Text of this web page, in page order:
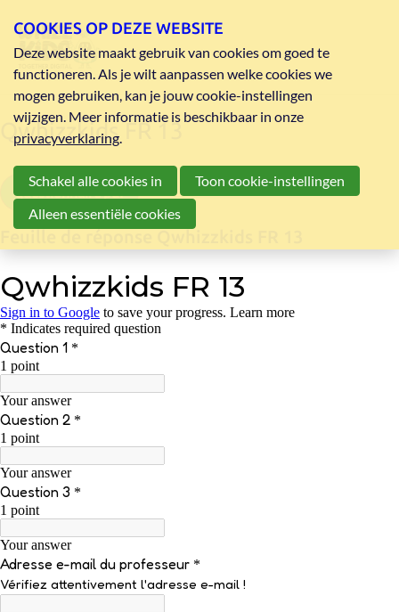
Qwhizzkids FR 13
questionnaire pdf
COOKIES OP DEZE WEBSITE
Deze website maakt gebruik van cookies om goed te
functioneren. Als je wilt aanpassen welke cookies we
mogen gebruiken, kan je jouw cookie-instellingen
wijzigen. Meer informatie is beschikbaar in onze
privacyverklaring.
Schakel alle cookies in
Toon cookie-instellingen
Alleen essentiële cookies